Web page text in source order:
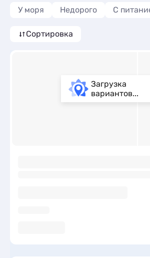
У моря Недорого С
Сортировка
Загрузка
вариантов...